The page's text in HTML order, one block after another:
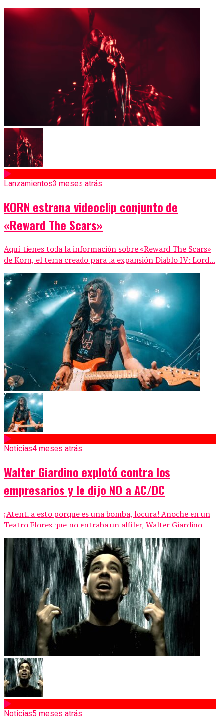
Lanzamientos3 meses atrás
KORN estrena videoclip conjunto de
«Reward The Scars»
Aquí tienes toda la información sobre «Reward The Scars»
de Korn, el tema creado para la expansión Diablo IV: Lord...
Noticias4 meses atrás
Walter Giardino explotó contra los
empresarios y le dijo NO a AC/DC
¡Atenti a esto porque es una bomba, locura! Anoche en un
Teatro Flores que no entraba un alfiler, Walter Giardino...
Noticias5 meses atrás